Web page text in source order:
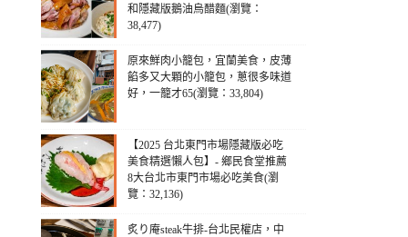
和隱藏版鵝油烏醋麵(瀏覽：
38,477)
原來鮮肉小籠包，宜蘭美食，皮薄
餡多又大顆的小籠包，蔥很多味道
好，一籠才65(瀏覽：33,804)
【2025 台北東門市場隱藏版必吃
美食精選懶人包】- 鄉民食堂推薦
8大台北市東門市場必吃美食(瀏
覽：32,136)
炙り庵steak牛排-台北民權店，中